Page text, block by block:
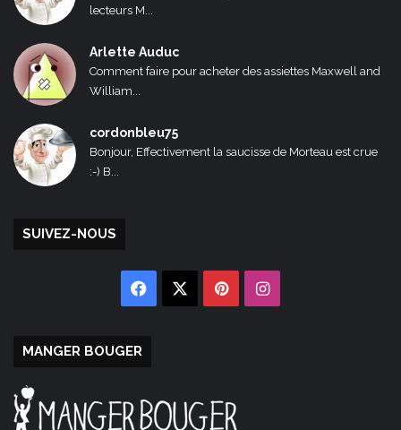
lecteurs M...
Arlette Auduc
Comment faire pour acheter des assiettes Maxwell and
William...
cordonbleu75
Bonjour, Effectivement la saucisse de Morteau est crue
:-) B...
SUIVEZ-NOUS
Facebook PinterestInstagram
MANGER BOUGER